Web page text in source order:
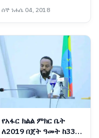
የሰጡት መግለጫ ዋና ዋና
ነጥቦች፡-
ሰኞ ነሐሴ 04, 2018
የአፋር ክልል ምክር ቤት
ለ2019 በጀት ዓመት ከ33.2